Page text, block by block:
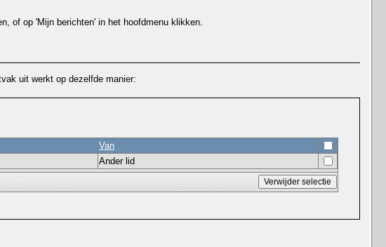
of op 'Mijn berichten' in het hoofdmenu klikken.
uit werkt op dezelfde manier:
Van
Ander lid